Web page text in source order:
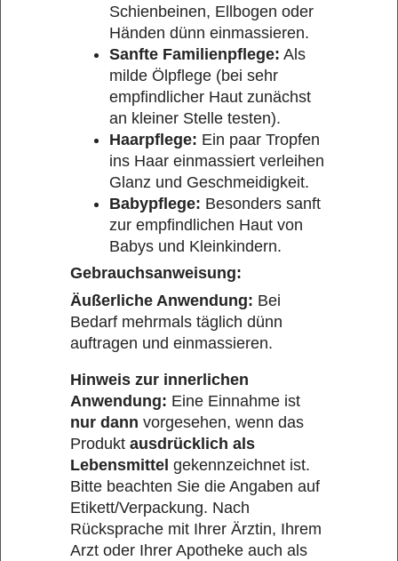
Schienbeinen, Ellbogen oder
Händen dünn einmassieren.
Sanfte Familienpflege: Als
milde Ölpflege (bei sehr
empfindlicher Haut zunächst
an kleiner Stelle testen).
Haarpflege: Ein paar Tropfen
ins Haar einmassiert verleihen
Glanz und Geschmeidigkeit.
Babypflege: Besonders sanft
zur empfindlichen Haut von
Babys und Kleinkindern.
Gebrauchsanweisung:
Äußerliche Anwendung: Bei
Bedarf mehrmals täglich dünn
auftragen und einmassieren.
Hinweis zur innerlichen
Anwendung: Eine Einnahme ist
nur dann vorgesehen, wenn das
Produkt ausdrücklich als
Lebensmittel gekennzeichnet ist.
Bitte beachten Sie die Angaben auf
Etikett/Verpackung. Nach
Rücksprache mit Ihrer Ärztin, Ihrem
Arzt oder Ihrer Apotheke auch als